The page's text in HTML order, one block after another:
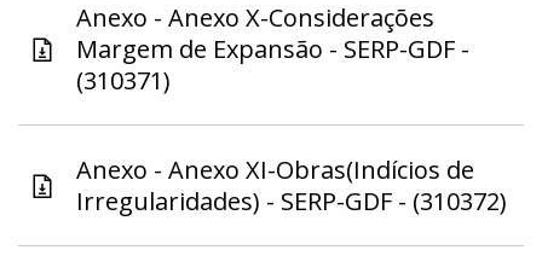
Anexo - Anexo X-Considerações
Margem de Expansão - SERP-GDF -
(310371)
Anexo - Anexo XI-Obras(Indícios de
Irregularidades) - SERP-GDF - (310372)